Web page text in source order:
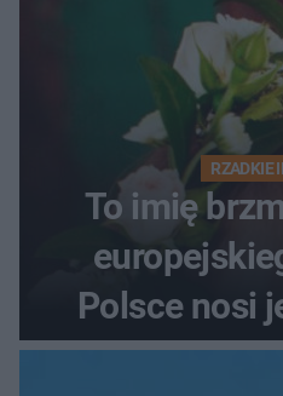
RZADKIE
To imię
Polsce nosi